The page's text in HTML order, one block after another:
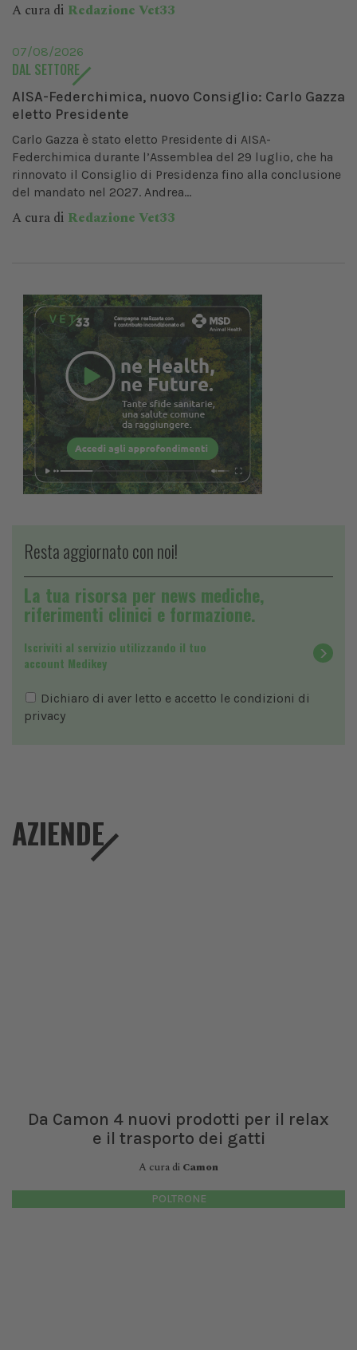
A cura di Redazione Vet33
07/08/2026
DAL SETTORE
AISA-Federchimica, nuovo Consiglio: Carlo Gazza
eletto Presidente
Carlo Gazza è stato eletto Presidente di AISA-
Federchimica durante l’Assemblea del 29 luglio, che ha
rinnovato il Consiglio di Presidenza fino alla conclusione
del mandato nel 2027. Andrea...
A cura di Redazione Vet33
Resta aggiornato con noi!
La tua risorsa per news mediche,
riferimenti clinici e formazione.
Iscriviti al servizio utilizzando il tuo
account Medikey
Dichiaro di aver letto e accetto le condizioni di
privacy
AZIENDE
Da Camon 4 nuovi prodotti per il relax
e il trasporto dei gatti
A cura di Camon
POLTRONE